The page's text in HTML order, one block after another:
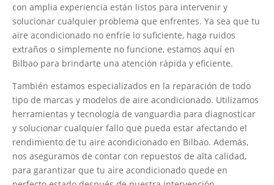
con amplia experiencia están listos para intervenir y
solucionar cualquier problema que enfrentes. Ya sea que tu
aire acondicionado no enfríe lo suficiente, haga ruidos
extraños o simplemente no funcione, estamos aquí en
Bilbao para brindarte una atención rápida y eficiente.
También estamos especializados en la reparación de todo
tipo de marcas y modelos de aire acondicionado. Utilizamos
herramientas y tecnología de vanguardia para diagnosticar
y solucionar cualquier fallo que pueda estar afectando el
rendimiento de tu aire acondicionado en Bilbao. Además,
nos aseguramos de contar con repuestos de alta calidad,
para garantizar que tu aire acondicionado quede en